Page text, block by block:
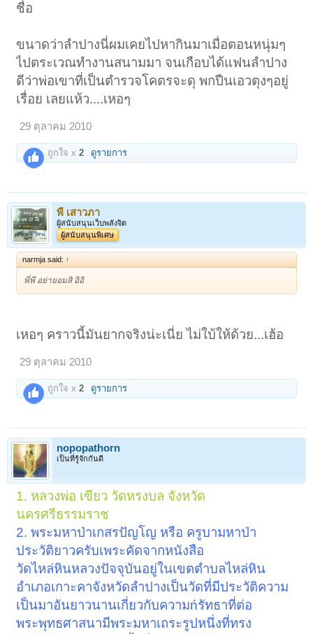
3.
อ.เกาะคา
ชื่อ
ขนาดว่าลำปางนี่ผมเคยไปหากินมาเมื่อตอนหนุ่มๆ
ไปตระเวณทำงานสนามมา จนเกือบได้แฟนลำปาง
ดีว่าพ่อเขาที่เป็นตำรวจโคตรจะดุ พกปืนเอวตุงๆอยู่
เรื่อย เลยแห้ว....เหอๆ
29 ตุลาคม 2010
ถูกใจ x2 ดูรายการ
พี เสาวภา
ผู้สนับสนุนเว็บพลังจิต
ผู้สนับสนุนพิเศษ
narmja said: ↑
พี่พี อย่ายอมสิ อิอิ
เหอๆ คราวนี้มันยากจริงน่ะเนี่ย ไม่ใบ้ให้ด้วย...เฮ้อ
29 ตุลาคม 2010
ถูกใจ x2 ดูรายการ
nopopathorn
เป็นที่รู้จักกันดี
1. หลวงพ่อ เขียว วัดหรงบล จังหวัด
นครศรีธรรมราช
2. พระมหาป่าเกสรปัญโญ หรือ ครูบามหาป่า
ประวัติยาวครับเพระคัดจากหนังสือ
วัดไหล่หินหลวงปัจจุบันอยู่ในเขตตำบลไหล่หิน
อำเภอเกาะคาจังหวัดลำปางเป็นวัดที่มีประวัติความ
เป็นมาอันยาวนานเกี่ยวกับความńรัทธาที่ต่อ
พระพุทธศาสนามีพระมหาเถระรูปหนึ่งที่ทรง